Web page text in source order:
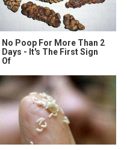
No Poop For More Than 2
Days - It's The First Sign
Of